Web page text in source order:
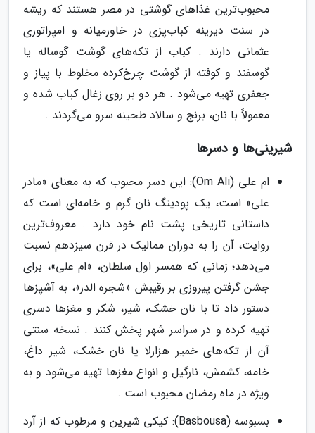
محبوب‌ترین غذاهای گوشتی در مصر هستند که ریشه
در سنت دیرینه کباب‌پزی در خاورمیانه و امپراتوری
عثمانی دارند . کباب از تکه‌های گوشت گوساله یا
گوسفند و کوفته از گوشت چرخ‌کرده مخلوط با پیاز و
جعفری تهیه می‌شود . هر دو بر روی زغال کباب شده و
معمولاً با نان، برنج و سالاد طحینه سرو می‌گردند .
شیرینی‌ها و دسرها
ام علی (Om Ali): این دسر محبوب که به معنای «مادر
علی» است، یک پودینگ نان گرم و خامه‌ای است که
داستانی تاریخی پشت نام خود دارد . معروف‌ترین
روایت، آن را به دوران ممالیک در قرن سیزدهم نسبت
می‌دهد؛ زمانی که همسر اول سلطان، «ام علی»، برای
جشن گرفتن پیروزی بر رقیبش «شجره الدر»، به آشپزها
دستور داد تا با نان خشک، شیر، شکر و مغزها دسری
تهیه کرده و در سراسر شهر پخش کنند . نسخه سنتی
آن از تکه‌های خمیر هزارلا یا نان خشک، شیر داغ،
خامه، کشمش، نارگیل و انواع مغزها تهیه می‌شود و به
ویژه در ماه رمضان محبوب است .
بسبوسه (Basbousa): کیکی شیرین و مرطوب که از آرد